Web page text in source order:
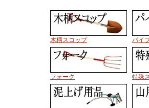
木柄スコップ パイ
フォーク 特殊